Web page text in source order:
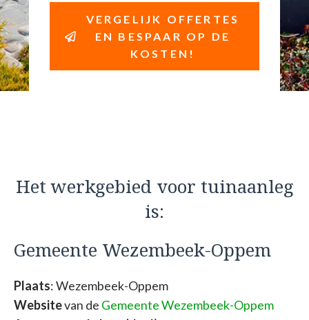
VERGELIJK OFFERTES
EN BESPAAR OP DE
KOSTEN!
Het werkgebied voor tuinaanleg
is:
Gemeente Wezembeek-Oppem
Plaats: Wezembeek-Oppem
Websitevan de Gemeente Wezembeek-Oppem